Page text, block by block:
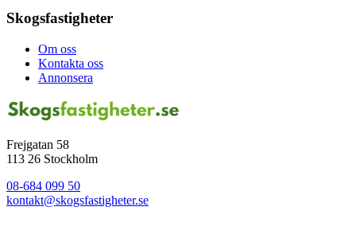
Skogsfastigheter
Om oss
Kontakta oss
Annonsera
Frejgatan 58
113 26 Stockholm
08-684 099 50
kontakt@skogsfastigheter.se